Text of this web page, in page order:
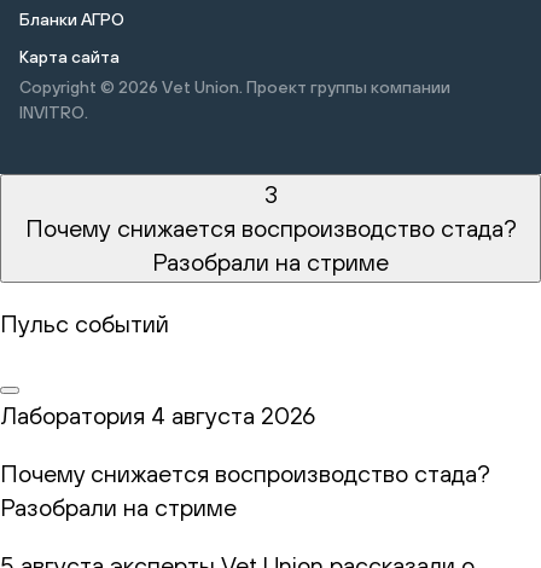
Бланки АГРО
Карта сайта
Copyright © 2026 Vet Union. Проект группы компании
INVITRO.
3
Почему снижается воспроизводство стада?
Разобрали на стриме
Пульс событий
Лаборатория 4 августа 2026
Почему снижается воспроизводство стада?
Разобрали на стриме